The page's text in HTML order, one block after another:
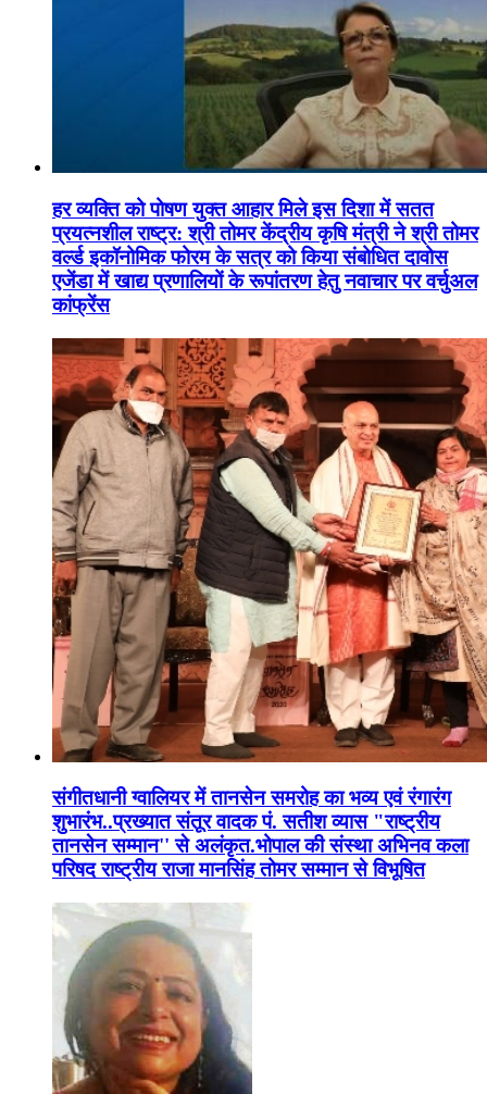
हर व्यक्ति को पोषण युक्त आहार मिले इस दिशा में सतत
प्रयत्नशील राष्ट्र: श्री तोमर केंद्रीय कृषि मंत्री ने श्री तोमर
वर्ल्ड इकॉनोमिक फोरम के सत्र को किया संबोधित दावोस
एजेंडा में खाद्य प्रणालियों के रूपांतरण हेतु नवाचार पर वर्चुअल
कांफ्रेंस
संगीतधानी ग्वालियर में तानसेन समरोह का भव्य एवं रंगारंग
शुभारंभ..प्रख्यात संतूर वादक पं. सतीश व्यास "राष्ट्रीय
तानसेन सम्मान'' से अलंकृत.भोपाल की संस्था अभिनव कला
परिषद राष्ट्रीय राजा मानसिंह तोमर सम्मान से विभूषित